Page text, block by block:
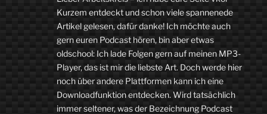
Kurzem entdeckt und schon viele spannenede
Artikel gelesen, dafür danke! Ich möchte auch
gern euren Podcast hören, bin aber etwas
oldschool: Ich lade Folgen gern auf meinen MP3-
Player, das ist mir die liebste Art. Doch werde hier
noch über andere Plattformen kann ich eine
Downloadfunktion entdecken. Wird tatsächlich
immer seltener, was der Bezeichnung Podcast